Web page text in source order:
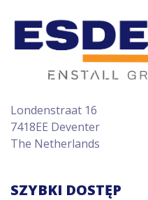
Londenstraat 16
7418EE Deventer
The Netherlands
SZYBKI DOSTĘP